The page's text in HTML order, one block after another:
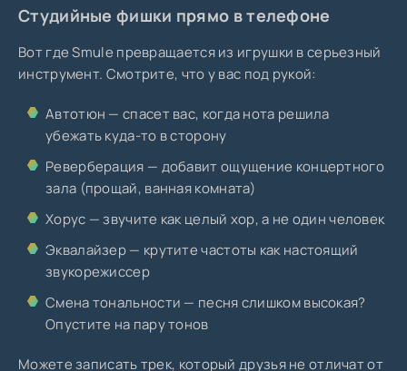
Студийные фишки прямо в телефоне
Вот где Smule превращается из игрушки в серьезный
инструмент. Смотрите, что у вас под рукой:
Автотюн — спасет вас, когда нота решила
убежать куда-то в сторону
Реверберация — добавит ощущение концертного
зала (прощай, ванная комната)
Хорус — звучите как целый хор, а не один человек
Эквалайзер — крутите частоты как настоящий
звукорежиссер
Смена тональности — песня слишком высокая?
Опустите на пару тонов
Можете записать трек, который друзья не отличат от